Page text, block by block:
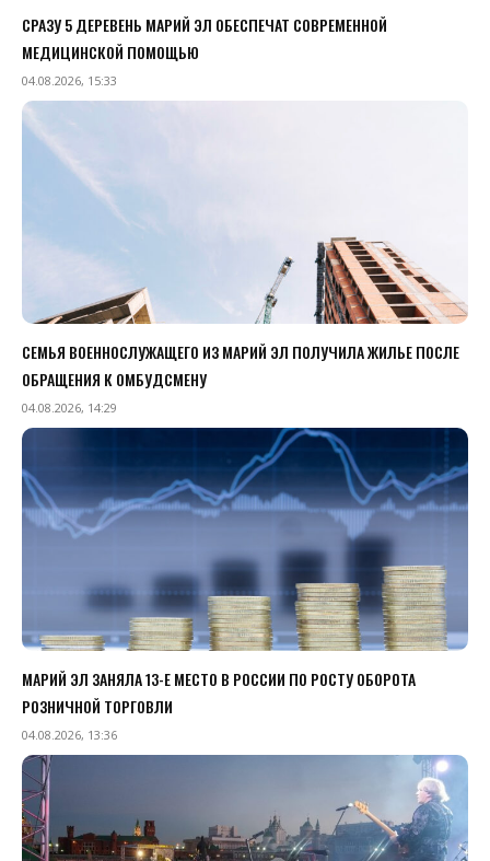
СРАЗУ 5 ДЕРЕВЕНЬ МАРИЙ ЭЛ ОБЕСПЕЧАТ СОВРЕМЕННОЙ
МЕДИЦИНСКОЙ ПОМОЩЬЮ
04.08.2026, 15:33
СЕМЬЯ ВОЕННОСЛУЖАЩЕГО ИЗ МАРИЙ ЭЛ ПОЛУЧИЛА ЖИЛЬЕ ПОСЛЕ
ОБРАЩЕНИЯ К ОМБУДСМЕНУ
04.08.2026, 14:29
МАРИЙ ЭЛ ЗАНЯЛА 13-Е МЕСТО В РОССИИ ПО РОСТУ ОБОРОТА
РОЗНИЧНОЙ ТОРГОВЛИ
04.08.2026, 13:36